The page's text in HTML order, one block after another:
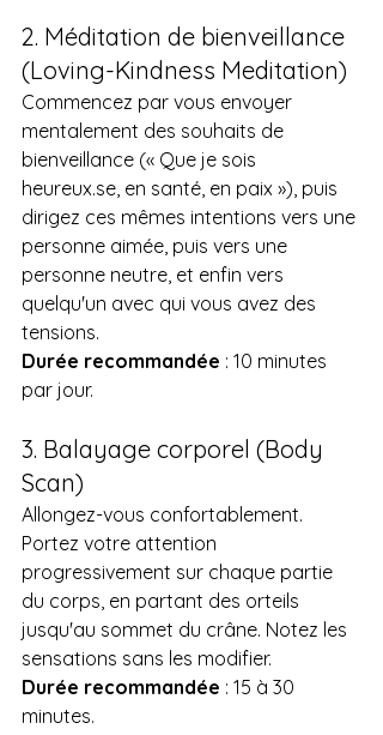
2. Méditation de bienveillance
(Loving-Kindness Meditation)
Commencez par vous envoyer
mentalement des souhaits de
bienveillance (« Que je sois
heureux.se, en santé, en paix »), puis
dirigez ces mêmes intentions vers une
personne aimée, puis vers une
personne neutre, et enfin vers
quelqu'un avec qui vous avez des
tensions.
Durée recommandée : 10 minutes
par jour.
3. Balayage corporel (Body
Scan)
Allongez-vous confortablement.
Portez votre attention
progressivement sur chaque partie
du corps, en partant des orteils
jusqu'au sommet du crâne. Notez les
sensations sans les modifier.
Durée recommandée : 15 à 30
minutes.